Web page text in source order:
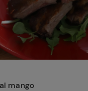
mango